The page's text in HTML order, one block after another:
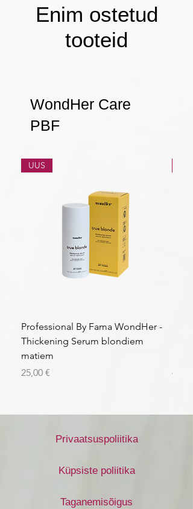
Enim ostetud
tooteid
WondHer Care
PBF
UUS
Professional By Fama WondHer -
Thickening Serum blondiem
matiem
Price
25,00 €
Price
43,56
Privaatsuspoliitika
Küpsiste poliitika
Taganemisõigus